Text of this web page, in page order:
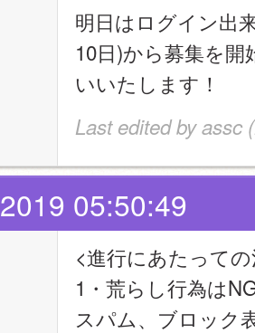
明日はログイン出
10日)から募集を
いいたします！
Last edited by assc
05:50:49
<進行にあたって
1・荒らし行為は
スパム、ブロック